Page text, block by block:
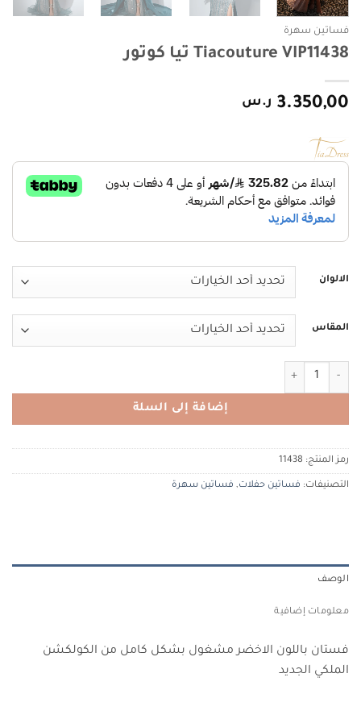
فساتين سهرة
Tiacouture VIP11438 تيا كوتور
3.350,00 ر.س
الالوان
المقاس
إضافة إلى السلة
رمز المنتج: 11438
التصنيفات: فساتين حفلات, فساتين سهرة
الوصف
معلومات إضافية
فستان باللون الاخضر مشغول بشكل كامل من الكولكشن
الملكي الجديد